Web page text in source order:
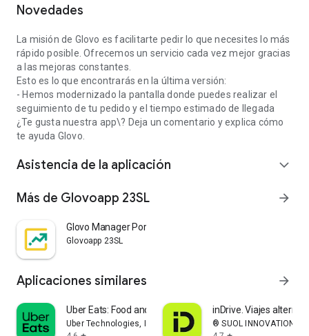
Novedades
La misión de Glovo es facilitarte pedir lo que necesites lo más
rápido posible. Ofrecemos un servicio cada vez mejor gracias
a las mejoras constantes.
Esto es lo que encontrarás en la última versión:
- Hemos modernizado la pantalla donde puedes realizar el
seguimiento de tu pedido y el tiempo estimado de llegada
¿Te gusta nuestra app\? Deja un comentario y explica cómo
te ayuda Glovo.
Asistencia de la aplicación expand_more
Más de Glovoapp 23SL arrow_forward
Glovo Manager Portal
Glovoapp 23SL
Aplicaciones similares arrow_forward
Uber Eats: Food and Grocery
Uber Technologies, Inc.
inDrive. Viajes
® SUOL INNOVATIONS